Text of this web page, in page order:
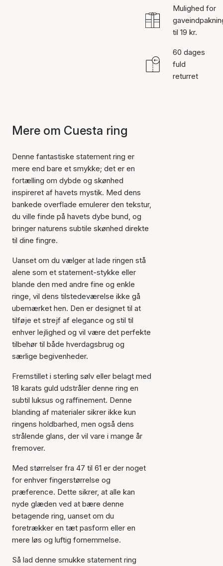
Varen er tilføjet til kurven
Mulighed for
til 19 kr.
60 dages
fuld
returret
Mere om Cuesta ring
Denne fantastiske statement ring er
mere end bare et smykke; det er en
fortælling om dybde og skønhed
inspireret af havets mystik. Med dens
bankede overflade emulerer den tekstur,
du ville finde på havets dybe bund, og
bringer naturens subtile skønhed direkte
til dine fingre.
Uanset om du vælger at lade ringen stå
alene som et statement-stykke eller
blande den med andre fine og enkle
ringe, vil dens tilstedeværelse ikke gå
ubemærket hen. Den er designet til at
tilføje et strejf af elegance og stil til
enhver lejlighed og vil være det perfekte
tilbehør til både hverdagsbrug og
særlige begivenheder.
Fremstillet i sterling sølv eller belagt med
18 karats guld udstråler denne ring en
subtil luksus og raffinement. Denne
blanding af materialer sikrer ikke kun
ringens holdbarhed, men også dens
strålende glans, der vil vare i mange år
fremover.
Med størrelser fra 47 til 61 er der noget
for enhver fingerstørrelse og
præference. Dette sikrer, at alle kan
nyde glæden ved at bære denne
betagende ring, uanset om du
foretrækker en tæt pasform eller en
mere løs og luftig fornemmelse.
Så lad denne smukke statement ring